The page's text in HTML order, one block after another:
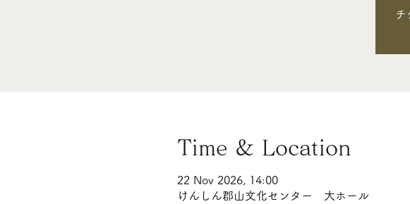
チ
Time & Location
22 Nov 2026, 14:00
けんしん郡山文化センター 大ホール